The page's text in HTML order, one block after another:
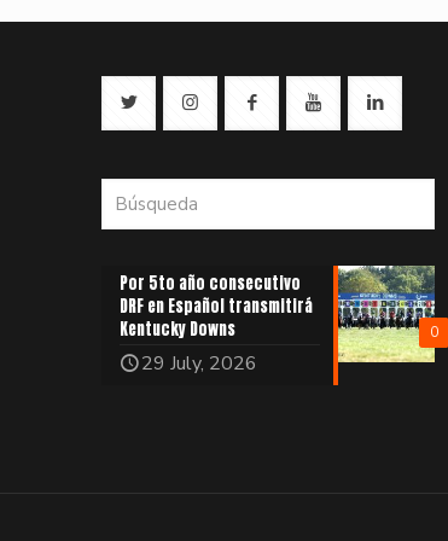
0
Por 5to año consecutivo
DRF en Español transmitirá
Kentucky Downs
29 July, 2026